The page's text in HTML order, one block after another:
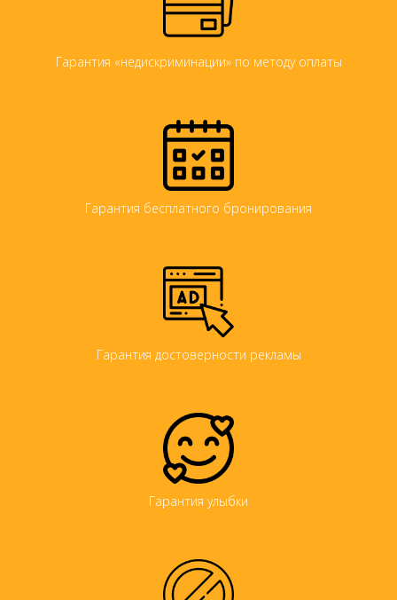
Гарантия «недискриминации» по методу оплаты
Гарантия бесплатного бронирования
Гарантия достоверности рекламы
Гарантия улыбки